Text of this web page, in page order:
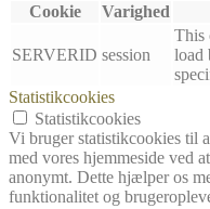
Cookie
Varighed
SERVERID session
This
load
Statistikcookies
Statistikcookies
Vi bruger statistikcookies til
med vores hjemmeside ved
anonymt. Dette hjælper os
funktionalitet og